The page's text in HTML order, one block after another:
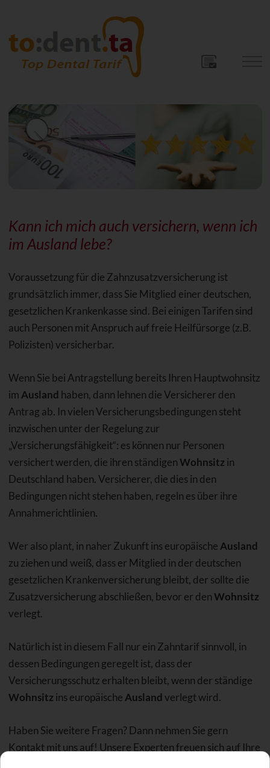
Kann ich mich auch versichern, wenn ich
im Ausland lebe?
Voraussetzung für die Zahnzusatzversicherung ist
grundsätzlich immer, dass Sie Mitglied einer deutschen,
gesetzlichen Krankenkasse sind. Bei einigen Tarifen sind
auch Personen mit Anspruch auf freie Heilfürsorge (z.B.
Polizisten) versicherbar.
Wenn Sie bei Antragstellung bereits Ihren Hauptwohnsitz
imAusland haben, dann lehnen die Versicherer den
Antrag ab. In vielen Versicherungsbedingungen steht
inzwischen unter der Regelung zur
„Versicherungsfähigkeit“: es können nur Personen
versichert werden, die ihren ständigenWohnsitz in
Deutschland haben. Versicherer, die dies in den
Bedingungen nicht stehen haben, regeln es über ihre
Annahmerichtlinien.
Wer also plant, in naher Zukunft ins europäischeAusland
zu ziehen und weiß, dass er Mitglied in der deutschen
gesetzlichen Krankenversicherung bleibt, der sollte die
Zusatzversicherung abschließen, bevor er denWohnsitz
verlegt.
Natürlich ist in diesem Fall nur ein Zahntarif sinnvoll, in
dessen Bedingungen geregelt ist, dass der
Versicherungsschutz erhalten bleibt, wenn der ständige
Wohnsitz ins europäischeAusland verlegt wird.
Haben Sie weitere Fragen? Dann nehmen Sie gern
Kontakt mit uns auf! Unsere Experten freuen sich auf Ihre